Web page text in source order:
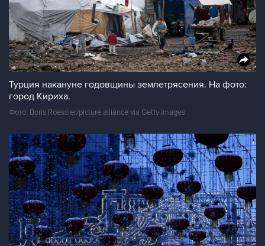
Турция накануне годовщины землетрясения. На фото:
город Кириха.
Фото: Boris Roessler/picture alliance via Getty Images